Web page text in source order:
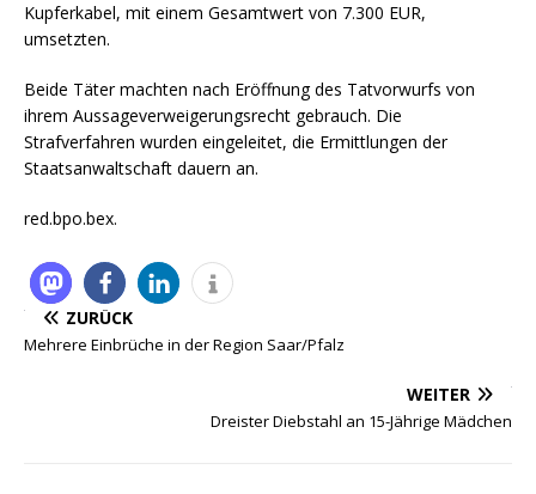
Kupferkabel, mit einem Gesamtwert von 7.300 EUR,
umsetzten.
Beide Täter machten nach Eröffnung des Tatvorwurfs von
ihrem Aussageverweigerungsrecht gebrauch. Die
Strafverfahren wurden eingeleitet, die Ermittlungen der
Staatsanwaltschaft dauern an.
red.bpo.bex.
ZURÜCK
Mehrere Einbrüche in der Region Saar/Pfalz
WEITER
Dreister Diebstahl an 15-Jährige Mädchen